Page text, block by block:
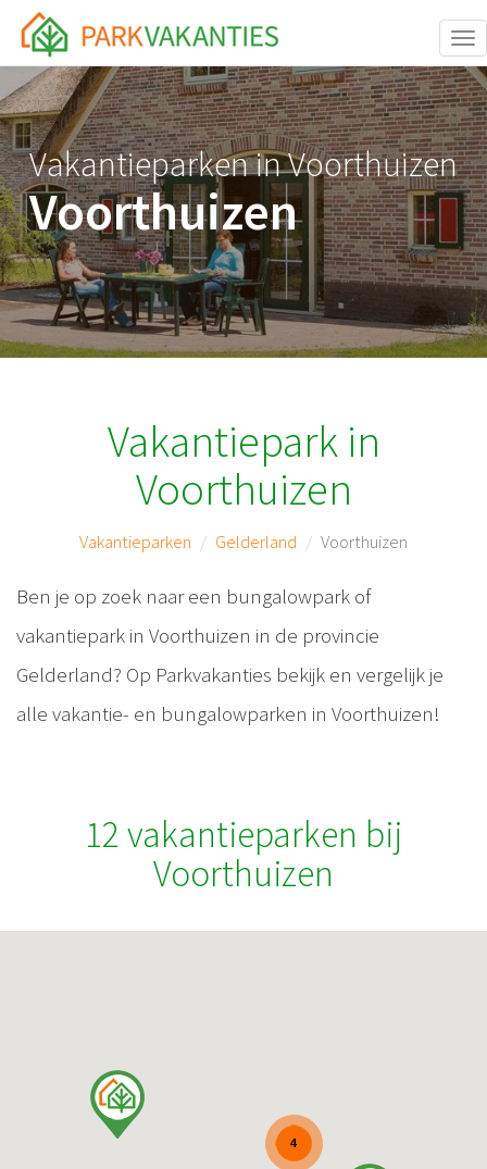
<body id="page-top">
Vakantieparken in Voorthuizen
Voorthuizen
Vakantiepark in
Voorthuizen
Vakantieparken Gelderland Voorthuizen
Ben je op zoek naar een bungalowpark of
vakantiepark in Voorthuizen in de provincie
Gelderland? Op Parkvakanties bekijk en vergelijk je
alle vakantie- en bungalowparken in Voorthuizen!
12 vakantieparken bij
Voorthuizen
4